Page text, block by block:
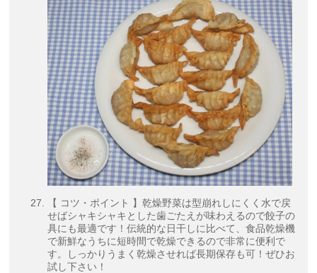
【 コツ・ポイント 】乾燥野菜は型崩れしにくく水で戻
せばシャキシャキとした歯ごたえが味わえるので餃子の
具にも最適です！伝統的な日干しに比べて、食品乾燥機
で新鮮なうちに短時間で乾燥できるので非常に便利で
す。しっかりうまく乾燥させれば長期保存も可！ぜひお
試し下さい！